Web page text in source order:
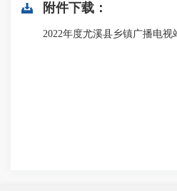
附件下载：
2022年度尤溪县乡镇广播电视